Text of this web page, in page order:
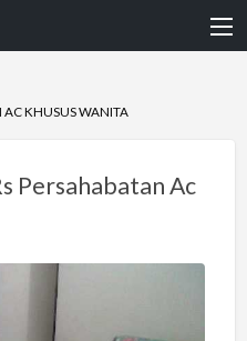
AC KHUSUS WANITA
Persahabatan Ac